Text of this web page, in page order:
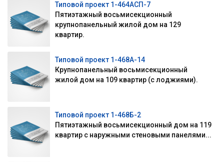
Типовой проект 1-464АСП-7
Пятиэтажный восьмисекционный
крупнопанельный жилой дом на 129
квартир.
Типовой проект 1-468А-14
Крупнопанельный восьмисекционный
жилой дом на 109 квартир (с лоджиями).
Типовой проект 1-468Б-2
Пятиэтажный восьмисекционный дом на 119
квартир с наружными стеновыми панелями...